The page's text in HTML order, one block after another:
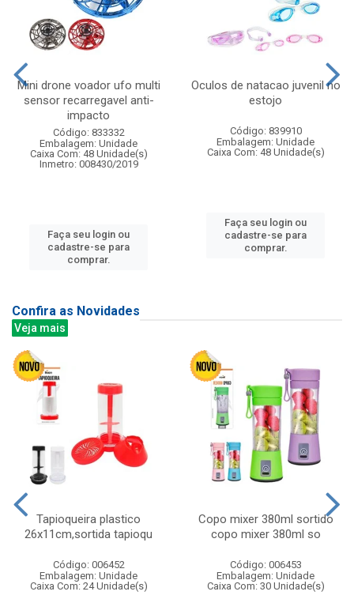
Mini drone voador ufo multi
sensor recarregavel anti-
impacto
Código: 833332
Embalagem: Unidade
Caixa Com: 48 Unidade(s)
Inmetro: 008430/2019
Faça seu login ou
cadastre-se para
comprar.
Oculos de natacao juvenil no
estojo
Código: 839910
Embalagem: Unidade
Caixa Com: 48 Unidade(s)
Faça seu login ou
cadastre-se para
comprar.
Confira as Novidades
Veja mais
Tapioqueira plastico
26x11cm,sortida tapioqu
Código: 006452
Embalagem: Unidade
Caixa Com: 24 Unidade(s)
Copo mixer 380ml sortido
copo mixer 380ml so
Código: 006453
Embalagem: Unidade
Caixa Com: 30 Unidade(s)